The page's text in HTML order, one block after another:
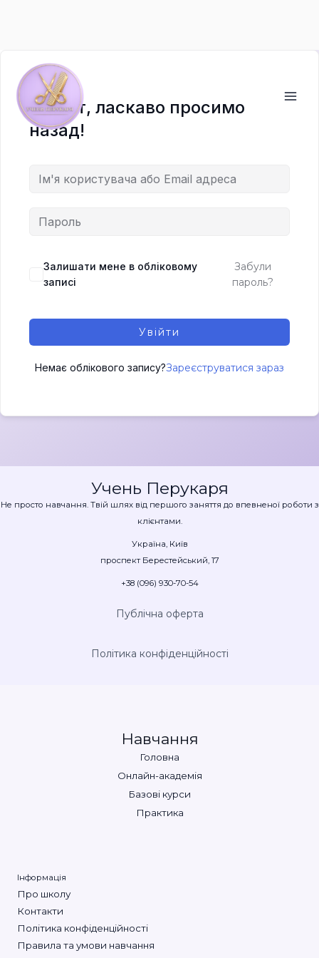
вмісту
Привіт, ласкаво просимо
назад!
Залишати мене в обліковому
записі
Забули
пароль?
Увійти
Немає облікового запису?Зареєструватися зараз
Учень Перукаря
Не просто навчання. Твій шлях від першого заняття до впевненої роботи з
клієнтами.
Україна, Київ
проспект Берестейський, 17
+38 (096) 930-70-54
Публічна оферта
Політика конфіденційності
Навчання
Головна
Онлайн-академія
Базові курси
Практика
Інформація
Про школу
Контакти
Політика конфіденційності
Правила та умови навчання